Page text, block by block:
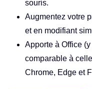
souris.
Augmentez votre
et en modifiant
Apporte à Office
comparable à
Chrome, Edge et